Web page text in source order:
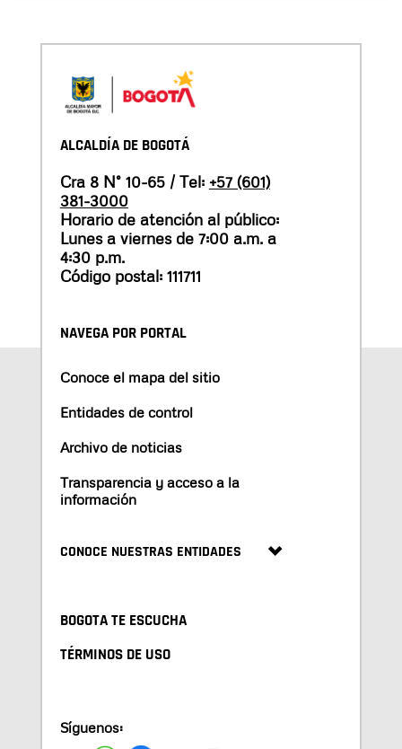
ALCALDÍA DE BOGOTÁ
Cra 8 N° 10-65 / Tel: +57 (601)
381-3000
Horario de atención al público:
Lunes a viernes de 7:00 a.m. a
4:30 p.m.
Código postal: 111711
NAVEGA POR PORTAL
Conoce el mapa del sitio
Entidades de control
Archivo de noticias
Transparencia y acceso a la
información
CONOCE NUESTRAS ENTIDADES
BOGOTA TE ESCUCHA
TÉRMINOS DE USO
Síguenos: